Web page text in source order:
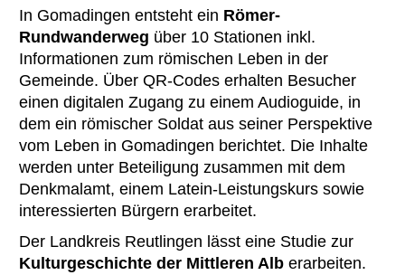
In Gomadingen entsteht ein Römer-
Rundwanderweg über 10 Stationen inkl.
Informationen zum römischen Leben in der
Gemeinde. Über QR-Codes erhalten Besucher
einen digitalen Zugang zu einem Audioguide, in
dem ein römischer Soldat aus seiner Perspektive
vom Leben in Gomadingen berichtet. Die Inhalte
werden unter Beteiligung zusammen mit dem
Denkmalamt, einem Latein-Leistungskurs sowie
interessierten Bürgern erarbeitet.
Der Landkreis Reutlingen lässt eine Studie zur
Kulturgeschichte der Mittleren Alberarbeiten.